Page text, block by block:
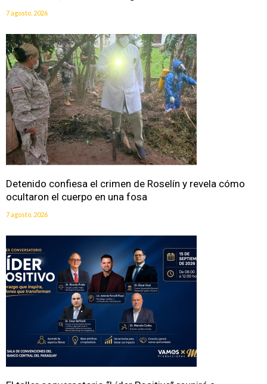
7 agosto, 2026
Detenido confiesa el crimen de Roselín y revela cómo
ocultaron el cuerpo en una fosa
7 agosto, 2026